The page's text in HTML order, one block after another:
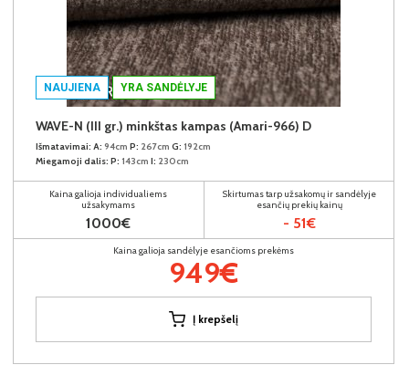
NAUJIENA YRA SANDĖLYJE
WAVE-N (III gr.) minkštas kampas (Amari-966) D
Išmatavimai: A: 94cm P: 267cm G: 192cm
Miegamoji dalis: P: 143cm I: 230cm
Kaina galioja individualiems
užsakymams
1000€
Skirtumas tarp užsakomų ir sandėlyje
esančių prekių kainų
- 51€
Kaina galioja sandėlyje esančioms prekėms
949€
Į krepšelį